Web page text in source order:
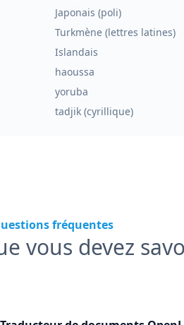
Japonais (poli)
Turkmène (lettres latines)
Islandais
haoussa
yoruba
tadjik (cyrillique)
fréquentes
vous devez